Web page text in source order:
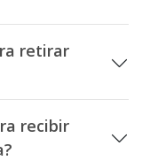
retirar
recibir